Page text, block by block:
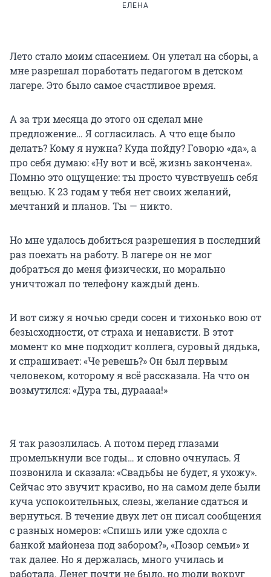
ЕЛЕНА
Лето стало моим спасением. Он улетал на сборы, а
мне разрешал поработать педагогом в детском
лагере. Это было самое счастливое время.
А за три месяца до этого он сделал мне
предложение… Я согласилась. А что еще было
делать? Кому я нужна? Куда пойду? Говорю «да», а
про себя думаю: «Ну вот и всё, жизнь закончена».
Помню это ощущение: ты просто чувствуешь себя
вещью. К 23 годам у тебя нет своих желаний,
мечтаний и планов. Ты — никто.
Но мне удалось добиться разрешения в последний
раз поехать на работу. В лагере он не мог
добраться до меня физически, но морально
уничтожал по телефону каждый день.
И вот сижу я ночью среди сосен и тихонько вою от
безысходности, от страха и ненависти. В этот
момент ко мне подходит коллега, суровый дядька,
и спрашивает: «Че ревешь?» Он был первым
человеком, которому я всё рассказала. На что он
возмутился: «Дура ты, дураааа!»
Я так разозлилась. А потом перед глазами
промелькнули все годы… и словно очнулась. Я
позвонила и сказала: «Свадьбы не будет, я ухожу».
Сейчас это звучит красиво, но на самом деле были
куча успокоительных, слезы, желание сдаться и
вернуться. В течение двух лет он писал сообщения
с разных номеров: «Спишь или уже сдохла с
банкой майонеза под забором?», «Позор семьи» и
так далее. Но я держалась, много училась и
работала. Денег почти не было, но люди вокруг